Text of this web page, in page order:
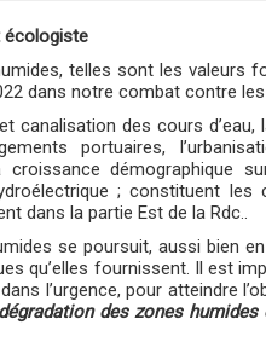
écologiste
telles sont les valeurs
dans notre combat contre
canalisation des cours d’eau,
portuaires,
croissance démographique
; constituent
dans la partie Est de la Rdc..
se poursuit, aussi bien
qu’elles fournissent. Il est
l’urgence, pour atteindre
des zones